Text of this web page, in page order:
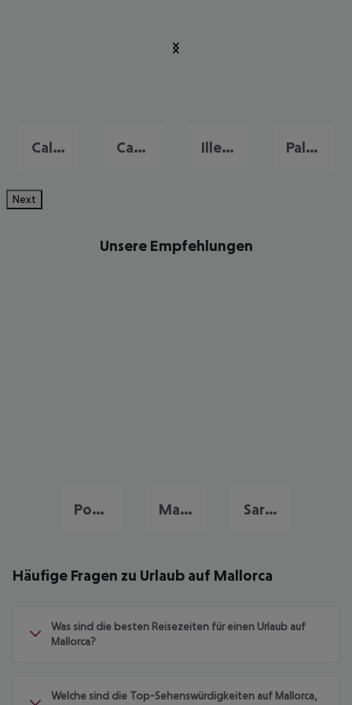
Cala d'Or Camp de Mar Illetas Palma Nova
Next
Unsere Empfehlungen
Portugal Urlaub Malta Urlaub Sardinien Urlaub
Häufige Fragen zu Urlaub auf Mallorca
Was sind die besten Reisezeiten für einen Urlaub auf
Mallorca?
Welche sind die Top-Sehenswürdigkeiten auf Mallorca,